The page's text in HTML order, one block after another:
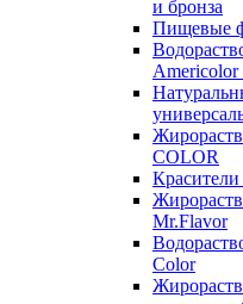
и бронза
Пищевые
COLOR
Mr.Flavor
Color